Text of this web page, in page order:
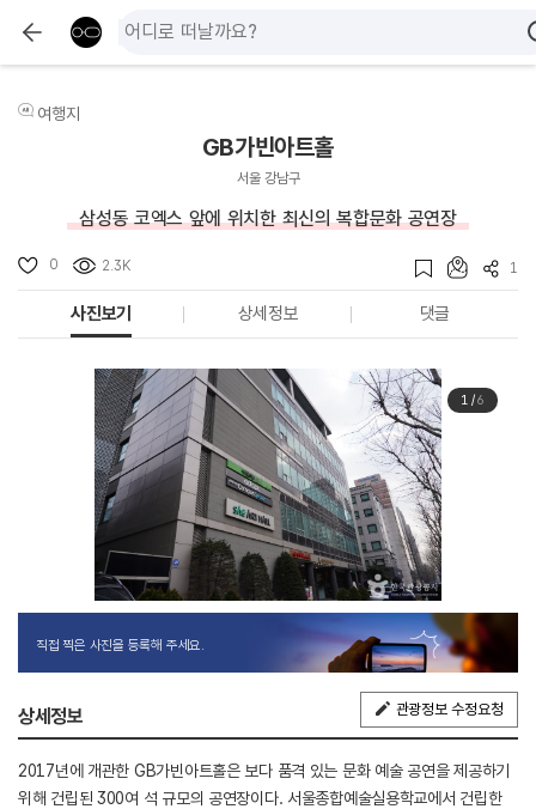
여행지
GB가빈아트홀
서울 강남구
삼성동 코엑스 앞에 위치한 최신의 복합문화 공연장
0 2.3K 1
사진보기 상세정보 댓글
1/6
직접 찍은 사진을 등록해 주세요.
상세정보 관광정보 수정요청
2017년에 개관한 GB가빈아트홀은 보다 품격 있는 문화 예술 공연을 제공하기
위해 건립된 300여 석 규모의 공연장이다. 서울종합예술실용학교에서 건립한